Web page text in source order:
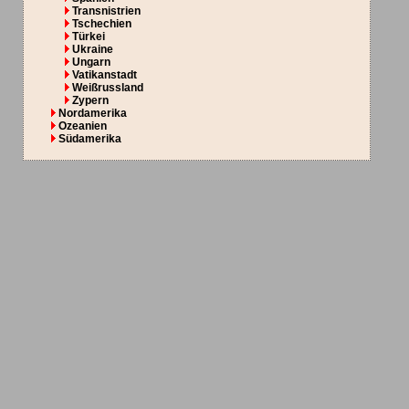
Transnistrien
Tschechien
Türkei
Ukraine
Ungarn
Vatikanstadt
Weißrussland
Zypern
Nordamerika
Ozeanien
Südamerika